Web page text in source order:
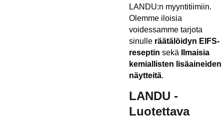
LANDU:n myyntitiimiin.
Olemme iloisia
voidessamme tarjota
sinulle räätälöidyn EIFS-
reseptin sekä Ilmaisia
kemiallisten lisäaineiden
näytteitä.
LANDU -
Luotettava